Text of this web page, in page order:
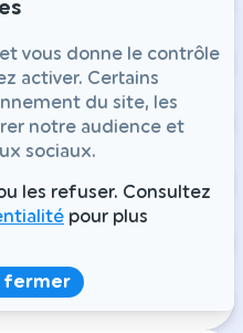
vous donne le contrôle
activer. Certains
du site, les
notre audience et
sociaux.
les refuser. Consultez
pour plus
fermer